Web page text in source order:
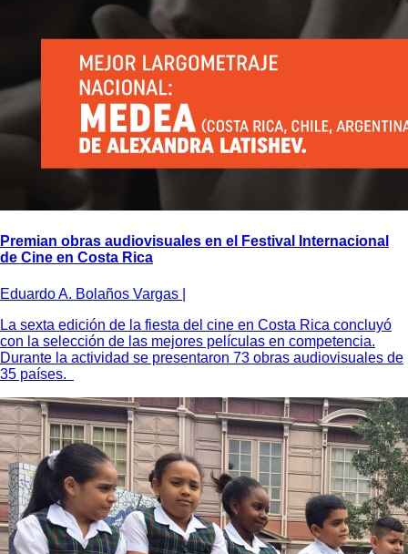
Premian obras audiovisuales en el Festival Internacional
de Cine en Costa Rica
Eduardo A. Bolaños Vargas |
La sexta edición de la fiesta del cine en Costa Rica concluyó
con la selección de las mejores películas en competencia.
Durante la actividad se presentaron 73 obras audiovisuales de
35 países.